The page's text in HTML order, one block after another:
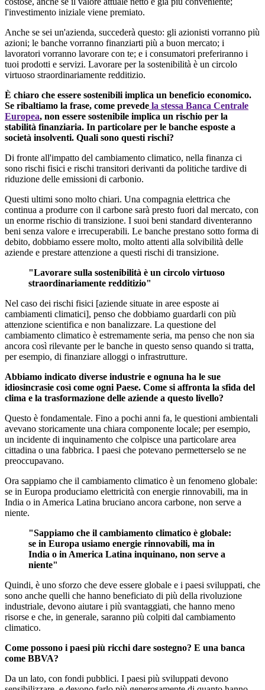
l'investimento iniziale viene premiato.
Anche se sei un'azienda, succederà questo: gli azionisti vorranno più
azioni; le banche vorranno finanziarti più a buon mercato; i
lavoratori vorranno lavorare con te; e i consumatori preferiranno i
tuoi prodotti e servizi. Lavorare per la sostenibilità è un circolo
virtuoso straordinariamente redditizio.
È chiaro che essere sostenibili implica un beneficio economico.
Se ribaltiamo la frase, come prevede la stessa Banca Centrale
Europea, non essere sostenibile implica un rischio per la
stabilità finanziaria. In particolare per le banche esposte a
società insolventi. Quali sono questi rischi?
Di fronte all'impatto del cambiamento climatico, nella finanza ci
sono rischi fisici e rischi transitori derivanti da politiche tardive di
riduzione delle emissioni di carbonio.
Questi ultimi sono molto chiari. Una compagnia elettrica che
continua a produrre con il carbone sarà presto fuori dal mercato, con
un enorme rischio di transizione. I suoi beni standard diventeranno
beni senza valore e irrecuperabili. Le banche prestano sotto forma di
debito, dobbiamo essere molto, molto attenti alla solvibilità delle
aziende e prestare attenzione a questi rischi di transizione.
"Lavorare sulla sostenibilità è un circolo virtuoso
straordinariamente redditizio"
Nel caso dei rischi fisici [aziende situate in aree esposte ai
cambiamenti climatici], penso che dobbiamo guardarli con più
attenzione scientifica e non banalizzare. La questione del
cambiamento climatico è estremamente seria, ma penso che non sia
ancora così rilevante per le banche in questo senso quando si tratta,
per esempio, di finanziare alloggi o infrastrutture.
Abbiamo indicato diverse industrie e ognuna ha le sue
idiosincrasie così come ogni Paese. Come si affronta la sfida del
clima e la trasformazione delle aziende a questo livello?
Questo è fondamentale. Fino a pochi anni fa, le questioni ambientali
avevano storicamente una chiara componente locale; per esempio,
un incidente di inquinamento che colpisce una particolare area
cittadina o una fabbrica. I paesi che potevano permetterselo se ne
preoccupavano.
Ora sappiamo che il cambiamento climatico è un fenomeno globale:
se in Europa produciamo elettricità con energie rinnovabili, ma in
India o in America Latina bruciano ancora carbone, non serve a
niente.
"Sappiamo che il cambiamento climatico è globale:
se in Europa usiamo energie rinnovabili, ma in
India o in America Latina inquinano, non serve a
niente"
Quindi, è uno sforzo che deve essere globale e i paesi sviluppati, che
sono anche quelli che hanno beneficiato di più della rivoluzione
industriale, devono aiutare i più svantaggiati, che hanno meno
risorse e che, in generale, saranno più colpiti dal cambiamento
climatico.
Come possono i paesi più ricchi dare sostegno? E una banca
come BBVA?
Da un lato, con fondi pubblici. I paesi più sviluppati devono